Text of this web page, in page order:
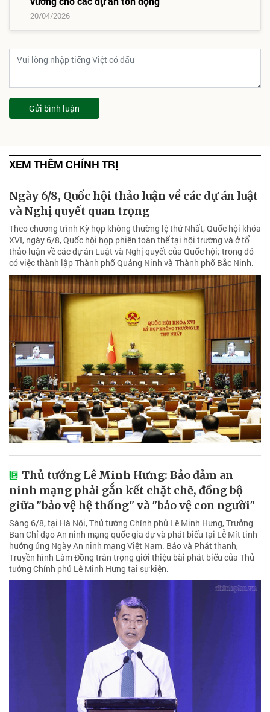
20/04/2026
Gửi bình luận
XEM THÊM CHÍNH TRỊ
Ngày 6/8, Quốc hội thảo luận về các dự án luật
và Nghị quyết quan trọng
Theo chương trình Kỳ họp không thường lệ thứ Nhất, Quốc hội khóa
XVI, ngày 6/8, Quốc hội họp phiên toàn thể tại hội trường và ở tổ
thảo luận về các dự án Luật và Nghị quyết của Quốc hội; trong đó
có việc thành lập Thành phố Quảng Ninh và Thành phố Bắc Ninh.
Thủ tướng Lê Minh Hưng: Bảo đảm an
ninh mạng phải gắn kết chặt chẽ, đồng bộ
giữa "bảo vệ hệ thống" và "bảo vệ con người"
Sáng 6/8, tại Hà Nội, Thủ tướng Chính phủ Lê Minh Hưng, Trưởng
Ban Chỉ đạo An ninh mạng quốc gia dự và phát biểu tại Lễ Mít tinh
hưởng ứng Ngày An ninh mạng Việt Nam. Báo và Phát thanh,
Truyền hình Lâm Đồng trân trọng giới thiệu bài phát biểu của Thủ
tướng Chính phủ Lê Minh Hưng tại sự kiện.